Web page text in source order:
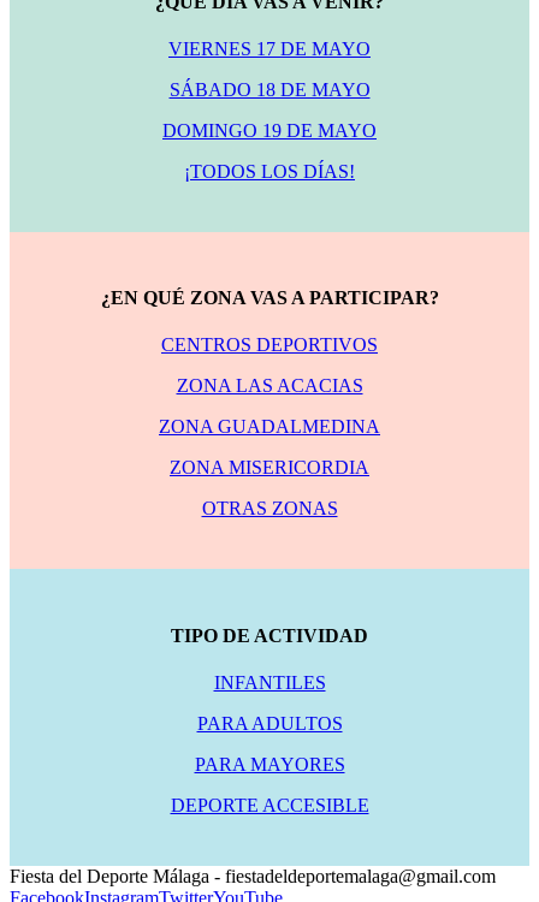
VIERNES 17 DE MAYO
SÁBADO 18 DE MAYO
DOMINGO 19 DE MAYO
¡TODOS LOS DÍAS!
¿EN QUÉ ZONA VAS A PARTICIPAR?
CENTROS DEPORTIVOS
ZONA LAS ACACIAS
ZONA GUADALMEDINA
ZONA MISERICORDIA
OTRAS ZONAS
TIPO DE ACTIVIDAD
INFANTILES
PARA ADULTOS
PARA MAYORES
DEPORTE ACCESIBLE
Fiesta del Deporte Málaga - fiestadeldeportemalaga@gmail.com
FacebookInstagramTwitterYouTube